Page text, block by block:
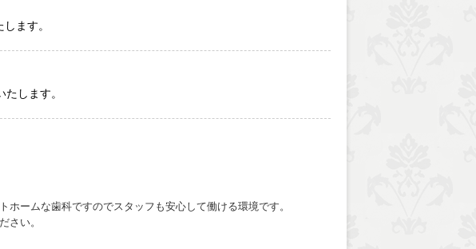
ます。
します。
ームな歯科ですのでスタッフも安心して働ける環境です。
さい。